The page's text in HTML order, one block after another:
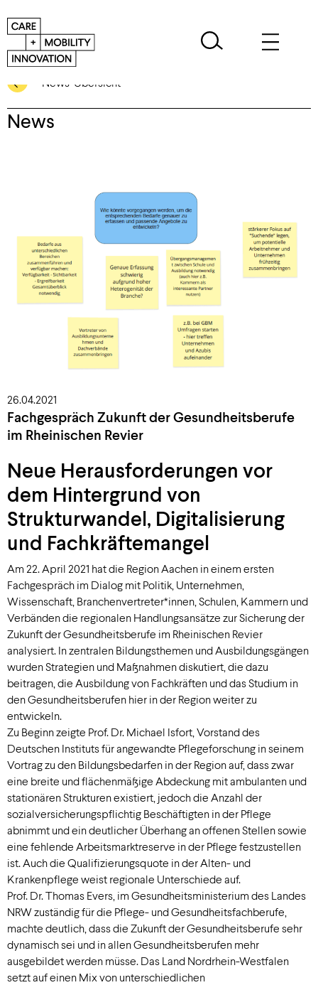
News-Übersicht
News
26.04.2021
Fachgespräch Zukunft der Gesundheitsberufe
im Rheinischen Revier
Neue Herausforderungen vor
dem Hintergrund von
Strukturwandel, Digitalisierung
und Fachkräftemangel
Am 22. April 2021 hat die Region Aachen in einem ersten
Fachgespräch im Dialog mit Politik, Unternehmen,
Wissenschaft, Branchenvertreter*innen, Schulen, Kammern und
Verbänden die regionalen Handlungsansätze zur Sicherung der
Zukunft der Gesundheitsberufe im Rheinischen Revier
analysiert. In zentralen Bildungsthemen und Ausbildungsgängen
wurden Strategien und Maßnahmen diskutiert, die dazu
beitragen, die Ausbildung von Fachkräften und das Studium in
den Gesundheitsberufen hier in der Region weiter zu
entwickeln.
Zu Beginn zeigte Prof. Dr. Michael Isfort, Vorstand des
Deutschen Instituts für angewandte Pflegeforschung in seinem
Vortrag zu den Bildungsbedarfen in der Region auf, dass zwar
eine breite und flächenmäßige Abdeckung mit ambulanten und
stationären Strukturen existiert, jedoch die Anzahl der
sozialversicherungspflichtig Beschäftigten in der Pflege
abnimmt und ein deutlicher Überhang an offenen Stellen sowie
eine fehlende Arbeitsmarktreserve in der Pflege festzustellen
ist. Auch die Qualifizierungsquote in der Alten- und
Krankenpflege weist regionale Unterschiede auf.
Prof. Dr. Thomas Evers, im Gesundheitsministerium des Landes
NRW zuständig für die Pflege- und Gesundheitsfachberufe,
machte deutlich, dass die Zukunft der Gesundheitsberufe sehr
dynamisch sei und in allen Gesundheitsberufen mehr
ausgebildet werden müsse. Das Land Nordrhein-Westfalen
setzt auf einen Mix von unterschiedlichen